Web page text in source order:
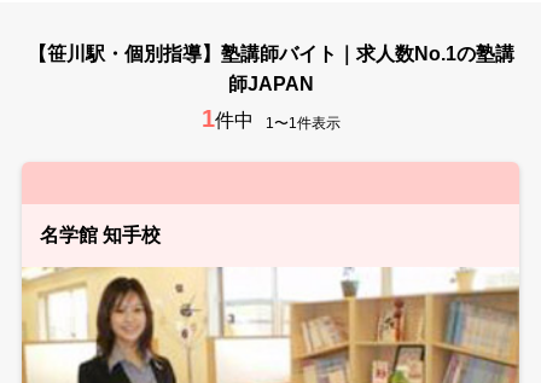
【笹川駅・個別指導】塾講師バイト｜求人数No.1の塾講
師JAPAN
1件中 1〜1件表示
名学館 知手校